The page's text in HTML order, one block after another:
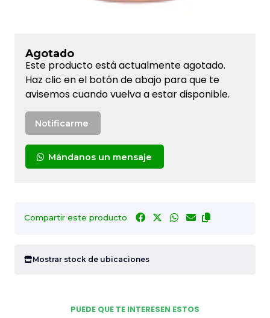
Agotado
Este producto está actualmente agotado.
Haz clic en el botón de abajo para que te
avisemos cuando vuelva a estar disponible.
Notificarme
Mándanos un mensaje
Compartir este producto
Mostrar stock de ubicaciones
PUEDE QUE TE INTERESEN ESTOS